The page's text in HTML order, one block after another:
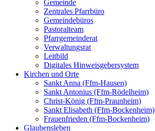
Gemeinde
Zentrales Pfarrbüro
Gemeindebüros
Pastoralteam
Pfarrgemeinderat
Verwaltungsrat
Leitbild
Digitales Hinweisgebersystem
Kirchen und Orte
Sankt Anna (Ffm-Hausen)
Sankt Antonius (Ffm-Rödelheim)
Christ-König (Ffm-Praunheim)
Sankt Elisabeth (Ffm-Bockenheim)
Frauenfrieden (Ffm-Bockenheim)
Glaubensleben